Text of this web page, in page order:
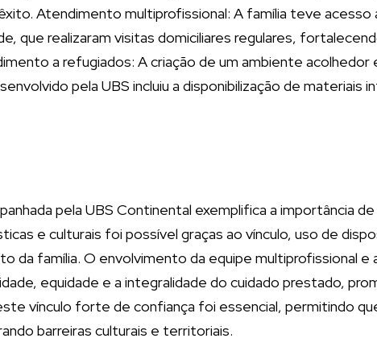
Atendimento multiprofissional: A família teve
que realizaram visitas domiciliares regulares,
a refugiados: A criação de um ambiente
pela UBS incluiu a disponibilização de materiais
pela UBS Continental exemplifica a importância
e culturais foi possível graças ao vínculo, uso de
da família. O envolvimento da equipe multiprofissional
equidade e a integralidade do cuidado prestado,
vínculo forte de confiança foi essencial, permitindo
barreiras culturais e territoriais.